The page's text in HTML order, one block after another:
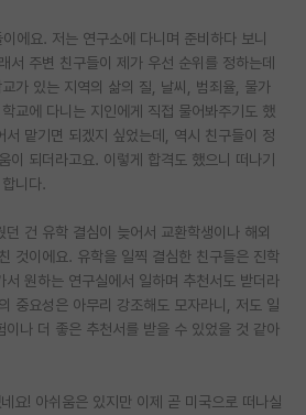
에요. 저는 연구소에 다니며 준비하다 보니
서 주변 친구들이 제가 우선 순위를 정하는데
가 있는 지역의 삶의 질, 날씨, 범죄율, 물가
교에 다니는 지인에게 직접 물어봐주기도 했
맡기면 되겠지 싶었는데, 역시 친구들이 정
이 되더라고요. 이렇게 합격도 했으니 떠나기
니다.
건 유학 결심이 늦어서 교환학생이나 해외
것이에요. 유학을 일찍 결심한 친구들은 진학
서 원하는 연구실에서 일하며 추천서도 받더라
중요성은 아무리 강조해도 모자라니, 저도 일
이나 더 좋은 추천서를 받을 수 있었을 것 같아
요! 아쉬움은 있지만 이제 곧 미국으로 떠나실